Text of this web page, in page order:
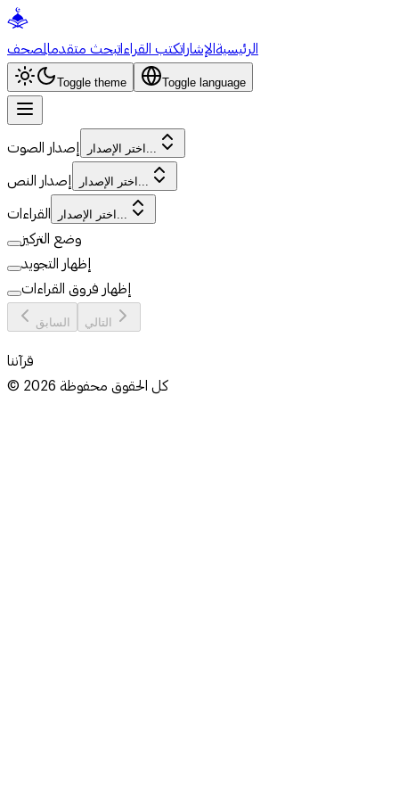
الرئيسيةالإشاراتكتب القراءاتبحث متقدمالمصحف
Toggle theme Toggle language
إصدار الصوت اختر الإصدار...
إصدار النص اختر الإصدار...
القراءات اختر الإصدار...
وضع التركيز
إظهار التجويد
إظهار فروق القراءات
السابق التالي
قرآننا
© 2026كل الحقوق محفوظة